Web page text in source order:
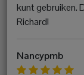
kunt gebruiken.
Richard!
Nancypmb